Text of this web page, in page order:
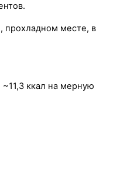
прохладном месте, в
ккал на мерную